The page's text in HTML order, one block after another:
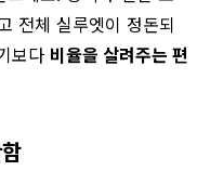
전체 실루엣이 정돈되
보다 비율을 살려주는 편